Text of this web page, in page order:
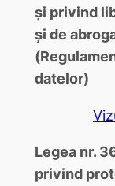
şi privind
şi de
datelor)
Legea nr.
privind